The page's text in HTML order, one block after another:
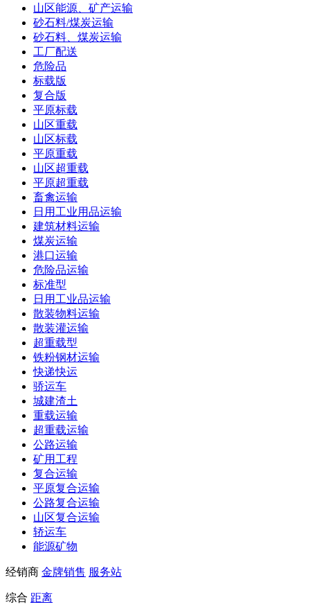
山区能源、矿产运输
砂石料/煤炭运输
砂石料、煤炭运输
工厂配送
危险品
标载版
复合版
平原标载
山区重载
山区标载
平原重载
山区超重载
平原超重载
畜禽运输
日用工业用品运输
建筑材料运输
煤炭运输
港口运输
危险品运输
标准型
日用工业品运输
散装物料运输
散装灌运输
超重载型
铁粉钢材运输
快递快运
骄运车
城建渣土
重载运输
超重载运输
公路运输
矿用工程
复合运输
平原复合运输
公路复合运输
山区复合运输
轿运车
能源矿物
经销商 金牌销售 服务站
综合 距离